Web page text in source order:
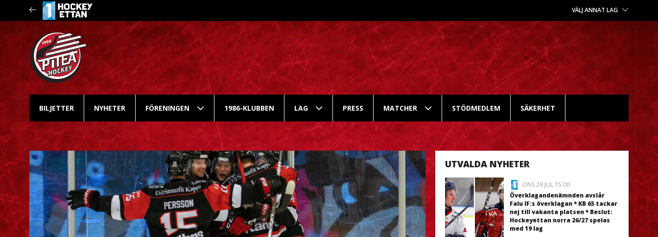
VÄLJ ANNAT LAG
BILJETTER NYHETER FÖRENINGEN 1986-KLUBBEN LAG PRESS MATCHER STÖDMEDLEM SÄKERHET
UTVALDA NYHETER
ONS 29 JUL 15:00
Överklagandenämnden avslår
Falu IF:s överklagan * KB 65 tackar
nej till vakanta platsen * Beslut:
Hockeyettan norra 26/27 spelas
med 19 lag